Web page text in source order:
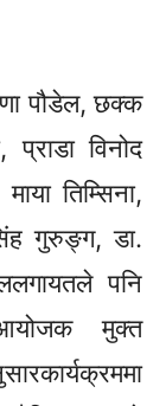
पौडेल, छक्क
प्राडा विनोद
तिम्सिना,
गुरुङ्ग, डा.
पनि
मुक्त